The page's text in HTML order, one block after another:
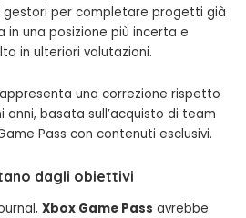
gestori per completare progetti già
in una posizione più incerta e
in ulteriori valutazioni.
una correzione rispetto
basata sull’acquisto di team
Pass con contenuti esclusivi.
dagli obiettivi
Xbox Game Pass avrebbe